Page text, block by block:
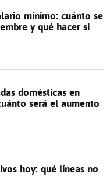
mínimo: cuánto se
y qué hacer si
domésticas en
será el aumento
hoy: qué líneas no